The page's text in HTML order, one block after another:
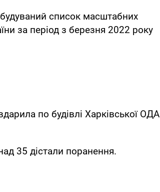
список масштабних
за період з березня 2022 року
по будівлі Харківської ОДА
35 дістали поранення.